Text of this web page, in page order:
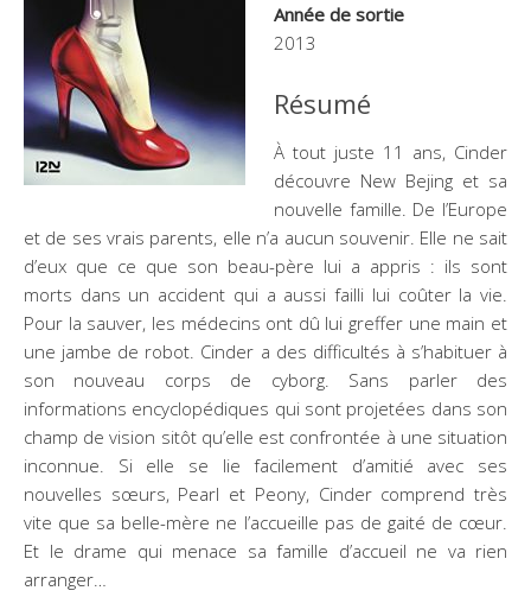
Année de sortie
2013
Résumé
À tout juste 11 ans, Cinder
découvre New Bejing et sa
nouvelle famille. De l’Europe
et de ses vrais parents, elle n’a aucun souvenir. Elle ne sait
d’eux que ce que son beau-père lui a appris : ils sont
morts dans un accident qui a aussi failli lui coûter la vie.
Pour la sauver, les médecins ont dû lui greffer une main et
une jambe de robot. Cinder a des difficultés à s’habituer à
son nouveau corps de cyborg. Sans parler des
informations encyclopédiques qui sont projetées dans son
champ de vision sitôt qu’elle est confrontée à une situation
inconnue. Si elle se lie facilement d’amitié avec ses
nouvelles sœurs, Pearl et Peony, Cinder comprend très
vite que sa belle-mère ne l’accueille pas de gaité de cœur.
Et le drame qui menace sa famille d’accueil ne va rien
arranger…